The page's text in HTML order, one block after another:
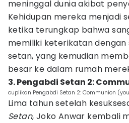
meninggal dunia akibat
Kehidupan mereka menjadi
ketika terungkap bahwa
memiliki keterikatan
setan, yang kemudian
besar ke dalam rumah
3. Pengabdi Setan 2:
cuplikan Pengabdi Setan 2: Communion
Lima tahun setelah
Setan, Joko Anwar kembali